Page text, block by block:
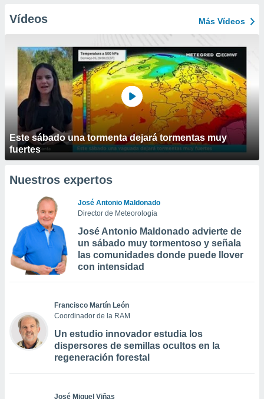
Vídeos Más Vídeos
Este sábado una tormenta dejará tormentas muy
fuertes
Nuestros expertos
José Antonio Maldonado
Director de Meteorología
José Antonio Maldonado advierte de
un sábado muy tormentoso y señala
las comunidades donde puede llover
con intensidad
Francisco Martín León
Coordinador de la RAM
Un estudio innovador estudia los
dispersores de semillas ocultos en la
regeneración forestal
José Miguel Viñas